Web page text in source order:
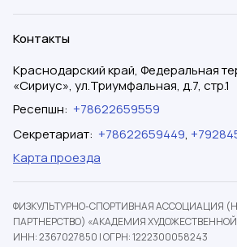
Контакты
Краснодарский край, Федеральная
«Сириус», ул.Триумфальная, д.7, стр.1
Ресепшн: +78622659559
Секретариат: +78622659449,
Карта проезда
ФИЗКУЛЬТУРНО-СПОРТИВНАЯ АССОЦИАЦИЯ
ПАРТНЕРСТВО) «АКАДЕМИЯ
ИНН: 2367027850 |ОГРН: 1222300058243